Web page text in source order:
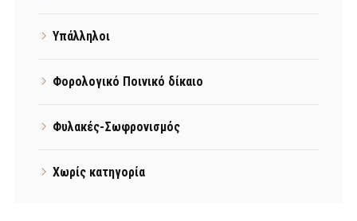
Υπάλληλοι
Φορολογικό Ποινικό δίκαιο
Φυλακές-Σωφρονισμός
Χωρίς κατηγορία